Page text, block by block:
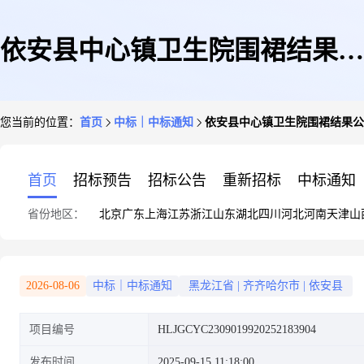
依安县中心镇卫生院围裙结果公
您当前的位置： 首页 中标｜中标通知 依安县中心镇卫生院围裙结果
首页 招标预告 招标公告 重新招标 中标通知
省份地区： 北京广东 上海江苏浙江山东湖北四川 河北河南天津山
2026-08-06 中标｜中标通知 黑龙江省 齐齐哈尔市 依安县
项目编号 HLJGCYC2309019920252183904